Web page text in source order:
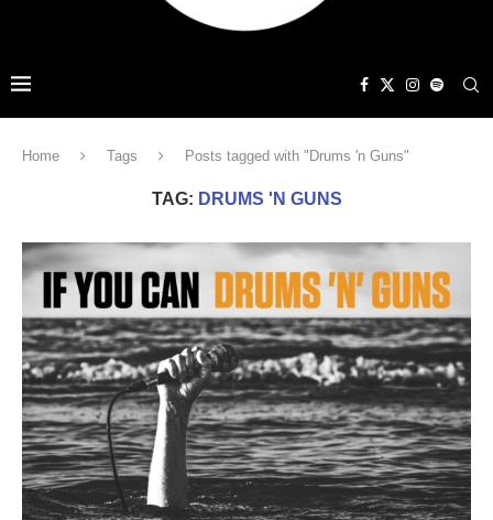
Home Tags Posts tagged with "Drums 'n Guns"
TAG: DRUMS 'N GUNS